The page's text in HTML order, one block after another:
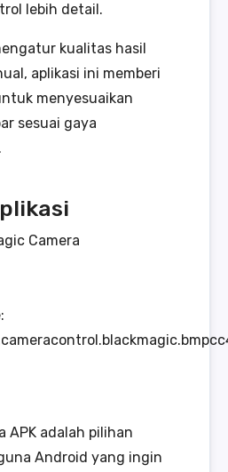
lebih detail.
kualitas hasil
aplikasi ini memberi
menyesuaikan
sesuai gaya
Camera
APK adalah pilihan
Android yang ingin